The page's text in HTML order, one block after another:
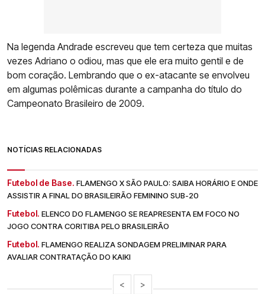
Na legenda Andrade escreveu que tem certeza que muitas
vezes Adriano o odiou, mas que ele era muito gentil e de
bom coração. Lembrando que o ex-atacante se envolveu
em algumas polêmicas durante a campanha do título do
Campeonato Brasileiro de 2009.
NOTÍCIAS RELACIONADAS
Futebol de Base. FLAMENGO X SÃO PAULO: SAIBA HORÁRIO E ONDE
ASSISTIR A FINAL DO BRASILEIRÃO FEMININO SUB-20
Futebol. ELENCO DO FLAMENGO SE REAPRESENTA EM FOCO NO
JOGO CONTRA CORITIBA PELO BRASILEIRÃO
Futebol. FLAMENGO REALIZA SONDAGEM PRELIMINAR PARA
AVALIAR CONTRATAÇÃO DO KAIKI
< >